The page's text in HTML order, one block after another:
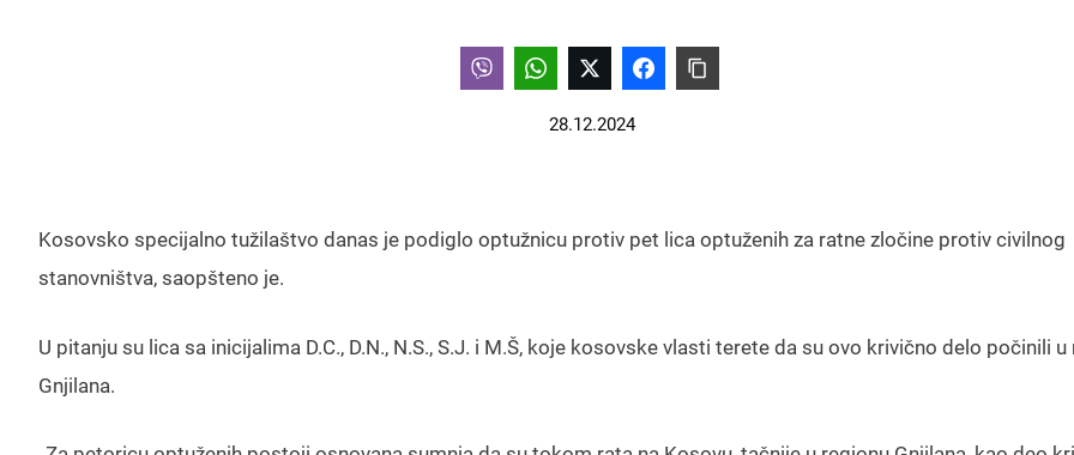
28.12.2024
Kosovsko specijalno tužilaštvo danas je podiglo optužnicu protiv pet lica optuženih za ratne zločine protiv civilnog
stanovništva, saopšteno je.
U pitanju su lica sa inicijalima D.C., D.N., N.S., S.J. i M.Š, koje kosovske vlasti terete da su ovo krivično delo počinili u
Gnjilana.